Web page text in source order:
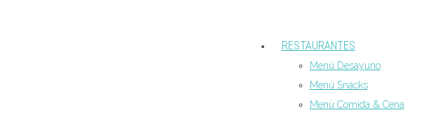
RESTAURANTES
Menú Desayuno
Menú Snacks
Menú Comida & Cena